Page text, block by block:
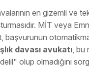
en gizemli ve
MİT veya
başvurunun
davası avukatı ,
olup olmadığını